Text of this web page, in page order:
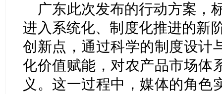
广东此次发布的行动方案，
进入系统化、制度化推进的新
创新点，通过科学的制度设计
化价值赋能，对农产品市场体
义。这一过程中，媒体的角色